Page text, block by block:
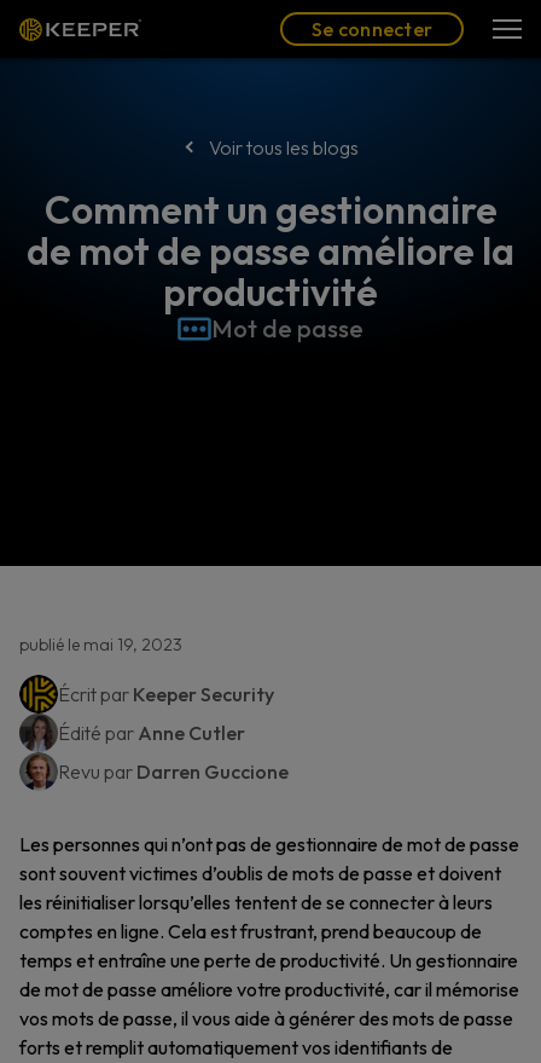
(FR)
Se connecter
Voir tous les blogs
Comment un gestionnaire
de mot de passe améliore la
productivité
Mot de passe
publié le mai 19, 2023
Écrit par Keeper Security
Édité par Anne Cutler
Revu par Darren Guccione
Les personnes qui n’ont pas de gestionnaire de mot de passe
sont souvent victimes d’oublis de mots de passe et doivent
les réinitialiser lorsqu’elles tentent de se connecter à leurs
comptes en ligne. Cela est frustrant, prend beaucoup de
temps et entraîne une perte de productivité. Un gestionnaire
de mot de passe améliore votre productivité, car il mémorise
vos mots de passe, il vous aide à générer des mots de passe
forts et remplit automatiquement vos identifiants de